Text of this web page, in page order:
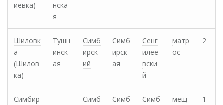
иевка)
нска
я
Шиловк
а
(Шилов
ка)
Тушн
инск
ая
Симб
ирск
ий
Симб
ирск
ая
Сенг
илее
вски
й
матр
ос
2
Симбир
Симб
Симб
Симб
мещ
1